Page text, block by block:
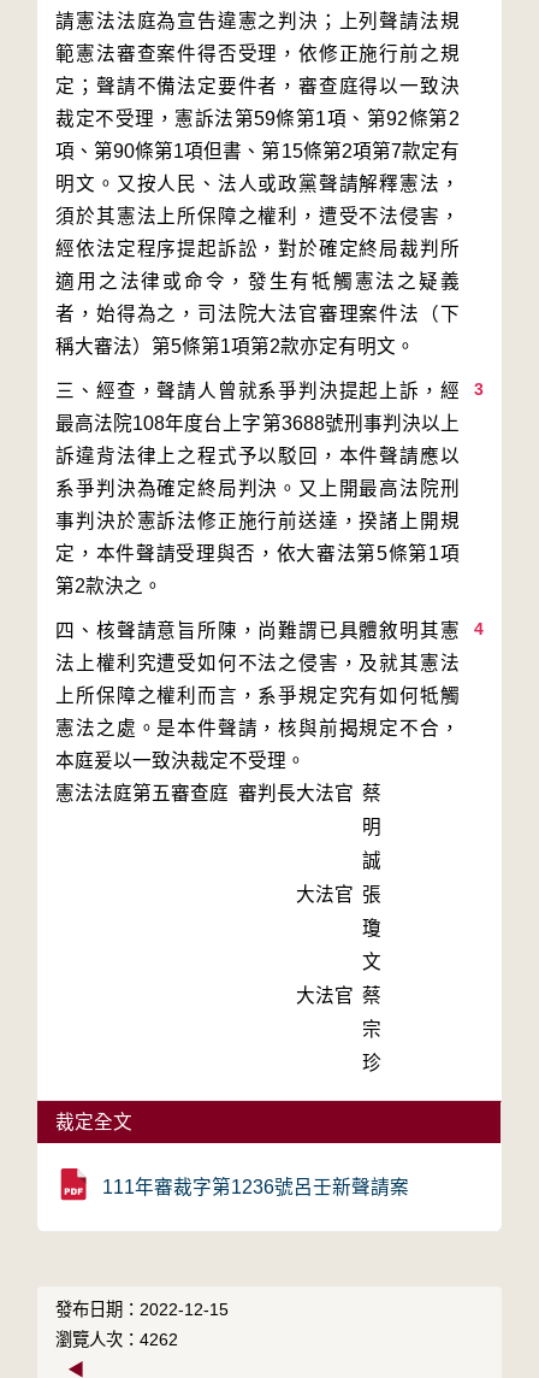
請憲法法庭為宣告違憲之判決；上列聲請法規
範憲法審查案件得否受理，依修正施行前之規
定；聲請不備法定要件者，審查庭得以一致決
裁定不受理，憲訴法第59條第1項、第92條第2
項、第90條第1項但書、第15條第2項第7款定有
明文。又按人民、法人或政黨聲請解釋憲法，
須於其憲法上所保障之權利，遭受不法侵害，
經依法定程序提起訴訟，對於確定終局裁判所
適用之法律或命令，發生有牴觸憲法之疑義
者，始得為之，司法院大法官審理案件法（下
3
三、經查，聲請人曾就系爭判決提起上訴，經
最高法院108年度台上字第3688號刑事判決以上
訴違背法律上之程式予以駁回，本件聲請應以
系爭判決為確定終局判決。又上開最高法院刑
事判決於憲訴法修正施行前送達，揆諸上開規
定，本件聲請受理與否，依大審法第5條第1項
4
四、核聲請意旨所陳，尚難謂已具體敘明其憲
法上權利究遭受如何不法之侵害，及就其憲法
上所保障之權利而言，系爭規定究有如何牴觸
憲法之處。是本件聲請，核與前揭規定不合，
本庭爰以一致決裁定不受理。
憲法法庭第五審查庭 審判長大法官 蔡
明
誠
大法官 張
瓊
文
大法官 蔡
宗
珍
裁定全文
111年審裁字第1236號呂壬新聲請案
發布日期：2022-12-15
瀏覽人次：4262
◀